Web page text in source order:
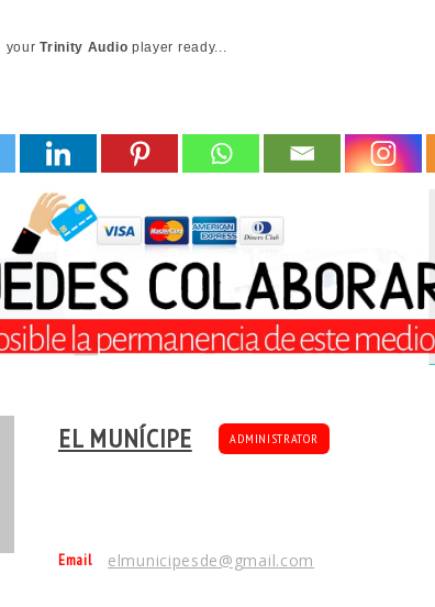
yourTrinity Audio player ready...
EL MUNÍCIPE ADMINISTRATOR
Email elmunicipesde@gmail.com